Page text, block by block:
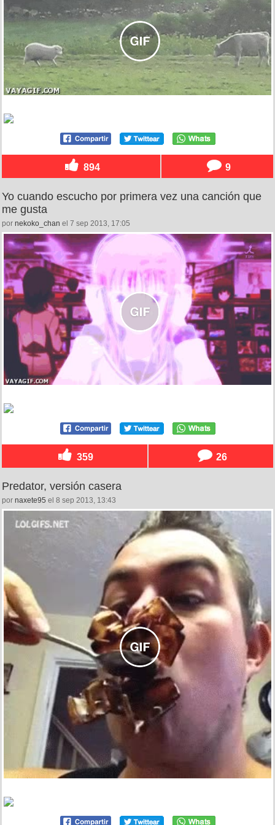
894 9
Yo cuando escucho por primera vez una canción que
me gusta
por nekoko_chan el 7 sep 2013, 17:05
359 26
Predator, versión casera
por naxete95 el 8 sep 2013, 13:43